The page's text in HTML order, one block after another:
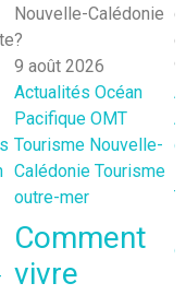
9 août 2026
Actualités Océan
Pacifique OMT
Tourisme Nouvelle-
Calédonie Tourisme
outre-mer
Comment
vivre